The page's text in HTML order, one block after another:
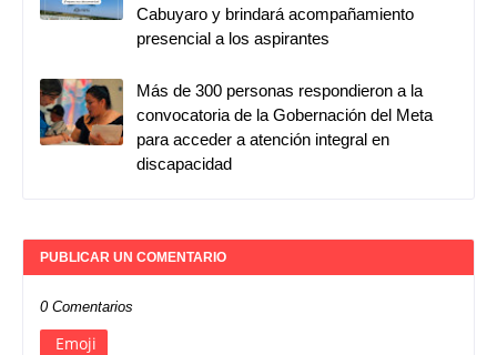
Cabuyaro y brindará acompañamiento
presencial a los aspirantes
Más de 300 personas respondieron a la
convocatoria de la Gobernación del Meta
para acceder a atención integral en
discapacidad
PUBLICAR UN COMENTARIO
0 Comentarios
Emoji